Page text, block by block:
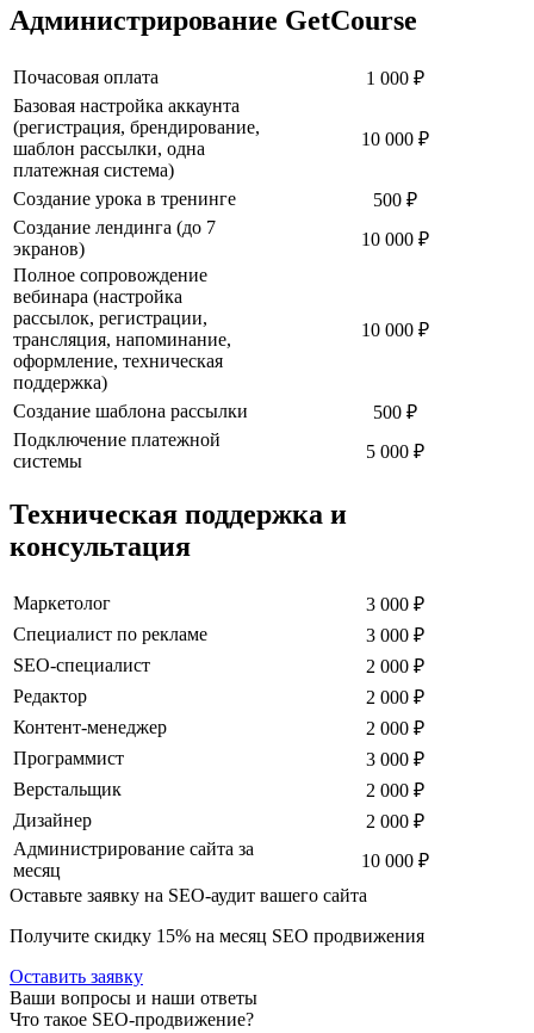
Администрирование GetCourse
Почасовая оплата
1 000 ₽
Базовая настройка аккаунта
(регистрация, брендирование,
шаблон рассылки, одна
платежная система)
10 000 ₽
Создание урока в тренинге
500 ₽
Создание лендинга (до 7
экранов)
10 000 ₽
Полное сопровождение
вебинара (настройка
рассылок, регистрации,
трансляция, напоминание,
оформление, техническая
поддержка)
10 000 ₽
Создание шаблона рассылки
500 ₽
Подключение платежной
системы
5 000 ₽
Техническая поддержка и
консультация
Маркетолог
3 000 ₽
Специалист по рекламе
3 000 ₽
SEO-специалист
2 000 ₽
Редактор
2 000 ₽
Контент-менеджер
2 000 ₽
Программист
3 000 ₽
Верстальщик
2 000 ₽
Дизайнер
2 000 ₽
Администрирование сайта за
месяц
10 000 ₽
Оставьте заявку на SEO-аудит вашего сайта
Получите скидку 15% на месяц SEO продвижения
Оставить заявку
Ваши вопросы и наши ответы
Что такое SEO-продвижение?